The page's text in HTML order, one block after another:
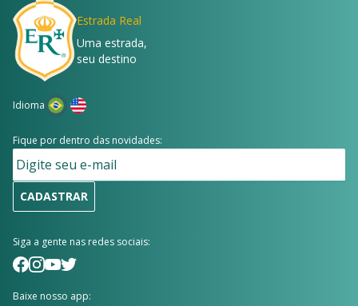
Estrada Real
Uma estrada,
seu destino
Idioma
Fique por dentro das novidades:
CADASTRAR
Siga a gente nas redes sociais:
Baixe nosso app: